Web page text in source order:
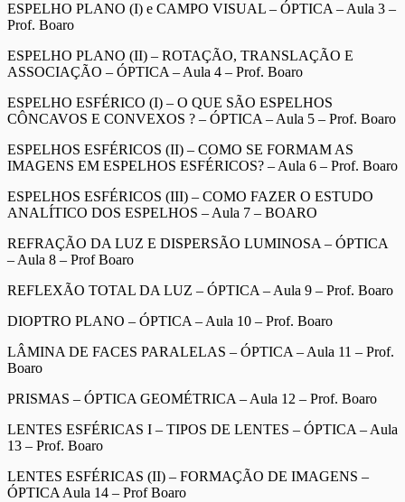
ESPELHO PLANO (I) e CAMPO VISUAL – ÓPTICA – Aula 3 –
Prof. Boaro
ESPELHO PLANO (II) – ROTAÇÃO, TRANSLAÇÃO E
ASSOCIAÇÃO – ÓPTICA – Aula 4 – Prof. Boaro
ESPELHO ESFÉRICO (I) – O QUE SÃO ESPELHOS
CÔNCAVOS E CONVEXOS ? – ÓPTICA – Aula 5 – Prof. Boaro
ESPELHOS ESFÉRICOS (II) – COMO SE FORMAM AS
IMAGENS EM ESPELHOS ESFÉRICOS? – Aula 6 – Prof. Boaro
ESPELHOS ESFÉRICOS (III) – COMO FAZER O ESTUDO
ANALÍTICO DOS ESPELHOS – Aula 7 – BOARO
REFRAÇÃO DA LUZ E DISPERSÃO LUMINOSA – ÓPTICA
– Aula 8 – Prof Boaro
REFLEXÃO TOTAL DA LUZ – ÓPTICA – Aula 9 – Prof. Boaro
DIOPTRO PLANO – ÓPTICA – Aula 10 – Prof. Boaro
LÂMINA DE FACES PARALELAS – ÓPTICA – Aula 11 – Prof.
Boaro
PRISMAS – ÓPTICA GEOMÉTRICA – Aula 12 – Prof. Boaro
LENTES ESFÉRICAS I – TIPOS DE LENTES – ÓPTICA – Aula
13 – Prof. Boaro
LENTES ESFÉRICAS (II) – FORMAÇÃO DE IMAGENS –
ÓPTICA Aula 14 – Prof Boaro